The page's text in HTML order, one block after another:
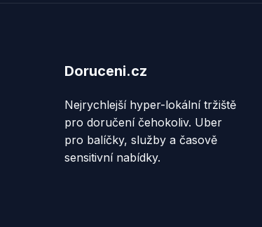
Doruceni.cz
Nejrychlejší hyper-lokální tržiště
pro doručení čehokoliv. Uber
pro balíčky, služby a časově
sensitivní nabídky.